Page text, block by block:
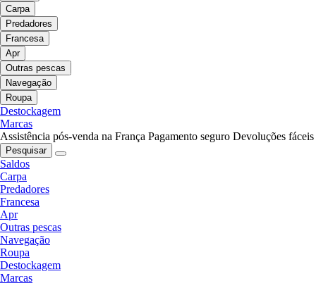
Carpa
Predadores
Francesa
Apr
Outras pescas
Navegação
Roupa
Destockagem
Marcas
Assistência pós-venda na França Pagamento seguro Devoluções fáceis
Pesquisar
Saldos
Carpa
Predadores
Francesa
Apr
Outras pescas
Navegação
Roupa
Destockagem
Marcas